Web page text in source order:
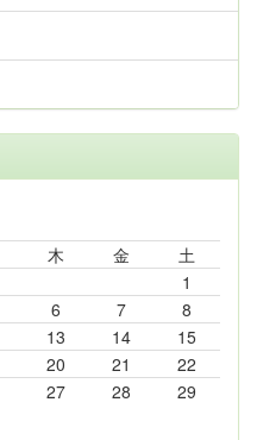
木 金
土
1
6 7
8
13 14
15
20 21
22
27 28
29